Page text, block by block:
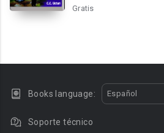
Gratis
Books language: Español
Soporte técnico